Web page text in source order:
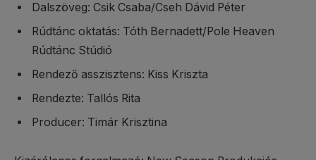
Dalszöveg: Csik Csaba/Cseh Dávid Péter
Rúdtánc oktatás: Tóth Bernadett/Pole Heaven
Rúdtánc Stúdió
Rendező asszisztens: Kiss Kriszta
Rendezte: Tallós Rita
Producer: Timár Krisztina